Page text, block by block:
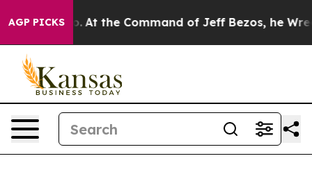
AGP PICKS
No. At the Command of Jeff Bezos, he Wrecked